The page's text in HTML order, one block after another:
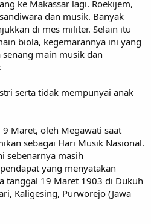
ke Makassar lagi. Roekijem,
dan musik. Banyak
di mes militer. Selain itu
biola, kegemarannya ini yang
main musik dan
serta tidak mempunyai anak
Maret, oleh Megawati saat
sebagai Hari Musik Nasional.
sebenarnya masih
yang menyatakan
tanggal 19 Maret 1903 di Dukuh
Kaligesing, Purworejo (Jawa